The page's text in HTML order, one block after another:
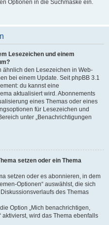
Optionen in die Suchmaske ein.
Lesezeichen und einem
ähnlich den Lesezeichen in Web-
bei einem Update. Seit phpBB 3.1
du kannst eine
aktualisiert wird. Abonnements
eines Themas oder eines
für Lesezeichen und
unter „Benachrichtigungen
setzen oder ein Thema
setzen oder es abonnieren, in dem
Optionen“ auswählst, die sich
des Themas
Option „Mich benachrichtigen,
wird das Thema ebenfalls